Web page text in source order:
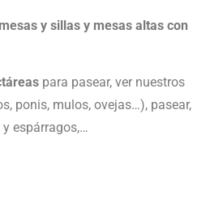
y sillas y mesas altas con
para pasear, ver nuestros
ponis, mulos, ovejas…), pasear,
espárragos,…